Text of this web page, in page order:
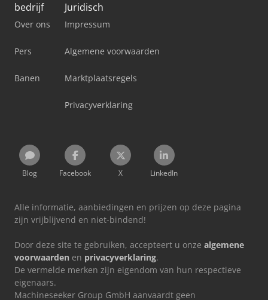
bedrijf
Over ons
Pers
Banen
Juridisch
Impressum
Algemene voorwaarden
Marktplaatsregels
Privacyverklaring
Blog Facebook X LinkedIn
Alle informatie, aanbiedingen en prijzen op deze pagina
zijn vrijblijvend en niet-bindend!
Door deze site te gebruiken, accepteert u onze algemene
voorwaarden en privacyverklaring.
De vermelde merken zijn eigendom van hun respectieve
eigenaars.
Machineseeker Group GmbH aanvaardt geen